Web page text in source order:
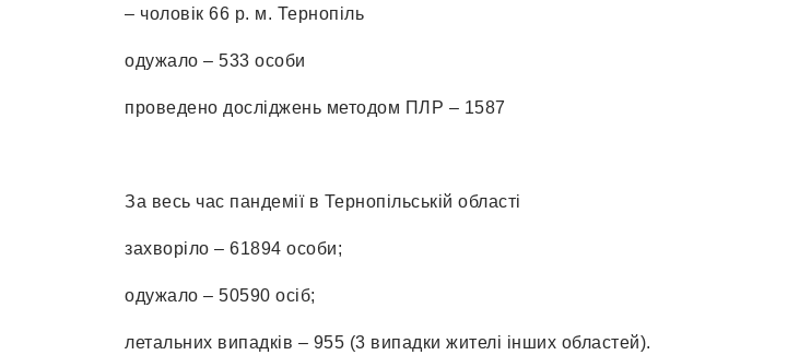
– чоловік 66 р. м. Тернопіль
одужало – 533 особи
проведено досліджень методом ПЛР – 1587
За весь час пандемії в Тернопільській області
захворіло – 61894 особи;
одужало – 50590 осіб;
летальних випадків – 955 (3 випадки жителі інших областей).